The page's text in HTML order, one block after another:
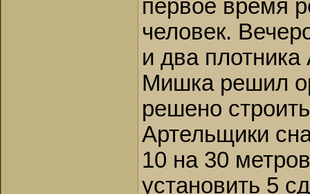
первое время
человек.
и два
Мишка решил
решено
Артельщики
10 на 30
установить 5